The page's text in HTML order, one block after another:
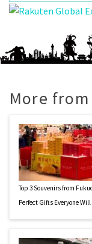
More
Top 3 Souvenirs from
Perfect Gifts Everyone Will